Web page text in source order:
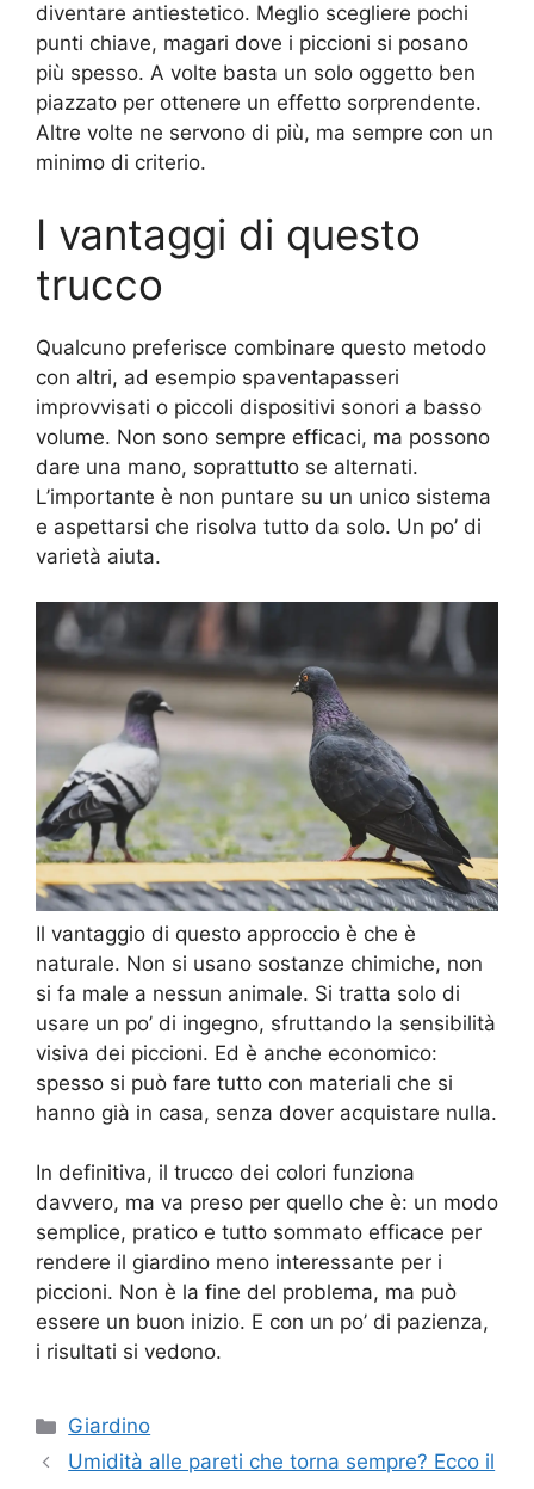
diventare antiestetico. Meglio scegliere pochi
punti chiave, magari dove i piccioni si posano
più spesso. A volte basta un solo oggetto ben
piazzato per ottenere un effetto sorprendente.
Altre volte ne servono di più, ma sempre con un
minimo di criterio.
I vantaggi di questo
trucco
Qualcuno preferisce combinare questo metodo
con altri, ad esempio spaventapasseri
improvvisati o piccoli dispositivi sonori a basso
volume. Non sono sempre efficaci, ma possono
dare una mano, soprattutto se alternati.
L’importante è non puntare su un unico sistema
e aspettarsi che risolva tutto da solo. Un po’ di
varietà aiuta.
Il vantaggio di questo approccio è che è
naturale. Non si usano sostanze chimiche, non
si fa male a nessun animale. Si tratta solo di
usare un po’ di ingegno, sfruttando la sensibilità
visiva dei piccioni. Ed è anche economico:
spesso si può fare tutto con materiali che si
hanno già in casa, senza dover acquistare nulla.
In definitiva, il trucco dei colori funziona
davvero, ma va preso per quello che è: un modo
semplice, pratico e tutto sommato efficace per
rendere il giardino meno interessante per i
piccioni. Non è la fine del problema, ma può
essere un buon inizio. E con un po’ di pazienza,
i risultati si vedono.
Categorie
Giardino
Umidità alle pareti che torna sempre? Ecco il